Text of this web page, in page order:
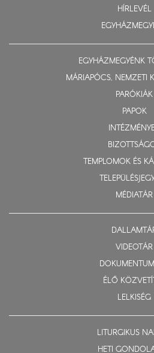
HÍRLEVÉL
EGYHÁZMEGYÉNK
MÁRIAPÓCS, NEMZETI
PARÓKIÁK
PAPOK
TEMPLOMOK ÉS
MÉDIATÁR
VIDEOTÁR
ÉLŐ
LELKISÉG
LITURGIKUS
HETI